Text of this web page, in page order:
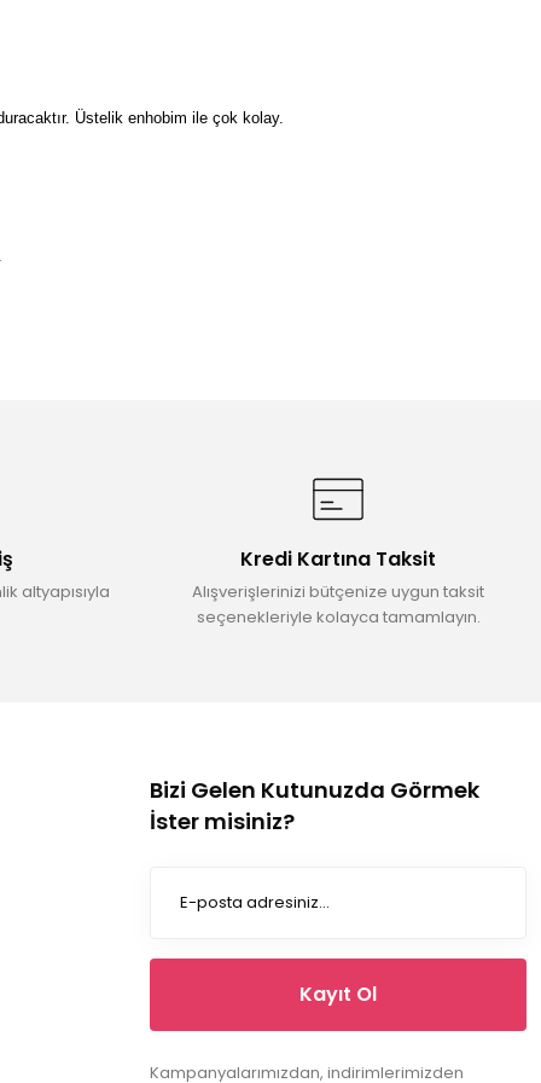
Üstelik enhobim ile çok kolay.
altyapısıyla
Kredi Kartına Taksit
Alışverişlerinizi bütçenize uygun taksit
seçenekleriyle kolayca tamamlayın.
Bizi Gelen Kutunuzda Görmek
İster misiniz?
Kayıt Ol
Kampanyalarımızdan, indirimlerimizden